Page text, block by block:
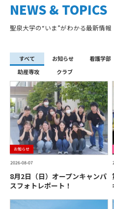
NEWS & TOPICS
聖泉大学の“いま”がわかる最新情報
すべて お知らせ 看護学部
助産専攻
クラブ
2026-08-07
お知らせ
8月2日（日）オープンキャンパ
スフォトレポート！